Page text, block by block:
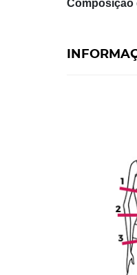
Composição